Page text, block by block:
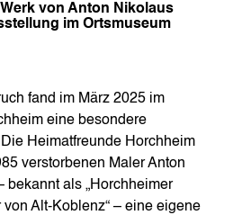
von Anton Nikolaus
im Ortsmuseum
fand im März 2025 im
eine besondere
Heimatfreunde Horchheim
verstorbenen Maler Anton
bekannt als „Horchheimer
von Alt-Koblenz“ – eine eigene